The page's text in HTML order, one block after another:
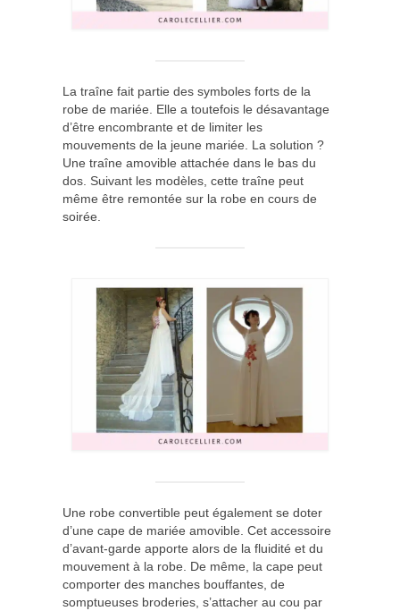
La traîne fait partie des symboles forts de la
robe de mariée. Elle a toutefois le désavantage
d’être encombrante et de limiter les
mouvements de la jeune mariée. La solution ?
Une traîne amovible attachée dans le bas du
dos. Suivant les modèles, cette traîne peut
même être remontée sur la robe en cours de
soirée.
Une robe convertible peut également se doter
d’une cape de mariée amovible. Cet accessoire
d’avant-garde apporte alors de la fluidité et du
mouvement à la robe. De même, la cape peut
comporter des manches bouffantes, de
somptueuses broderies, s’attacher au cou par